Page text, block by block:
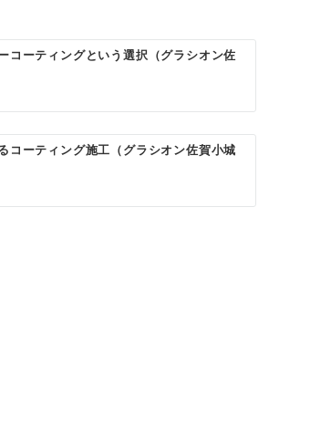
コーティングという選択（グラシオン佐
コーティング施工（グラシオン佐賀小城